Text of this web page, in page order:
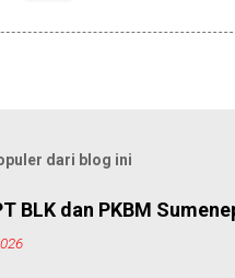
dari blog ini
BLK dan PKBM